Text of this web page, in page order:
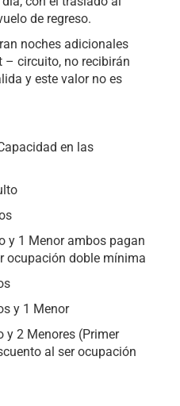
de regreso.
noches adicionales
– circuito, no recibirán
y este valor no es
en las
y 1 Menor ambos pagan
ocupación doble mínima
y 1 Menor
y 2 Menores (Primer
al ser ocupación